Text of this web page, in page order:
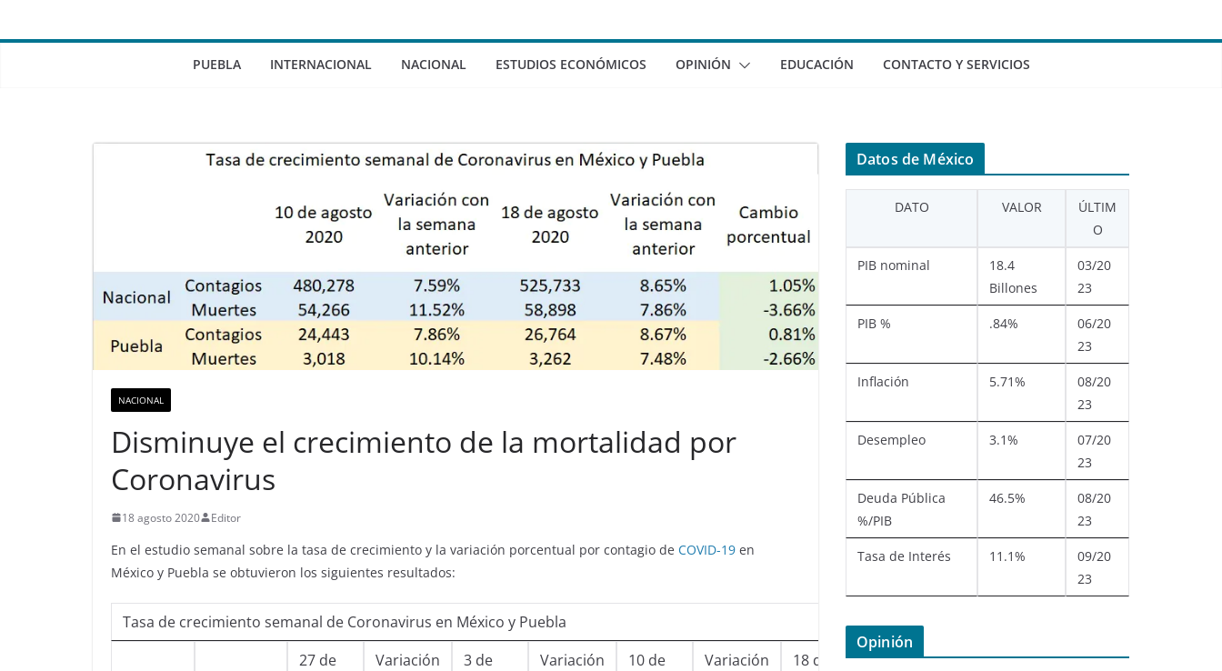
PUEBLA INTERNACIONAL NACIONAL ESTUDIOS ECONÓMICOS OPINIÓN EDUCACIÓN CONTACTO Y SERVICIOS
NACIONAL
Disminuye el crecimiento de la mortalidad por
Coronavirus
18 agosto 2020 Editor
En el estudio semanal sobre la tasa de crecimiento y la variación porcentual por contagio de COVID-19 en
México y Puebla se obtuvieron los siguientes resultados:
Tasa de crecimiento semanal de Coronavirus en México y Puebla
27 de
Variación
3 de
Variación
10 de
Variación
18 de
Variación
Cambio
Datos de México
DATO VALOR
ÚLTIM
O
PIB nominal
18.4
Billones
03/20
23
PIB % .84%
06/20
23
Inflación 5.71%
08/20
23
Desempleo 3.1%
07/20
23
Deuda Pública
%/PIB
46.5%
08/20
23
Tasa de Interés 11.1%
09/20
23
Opinión